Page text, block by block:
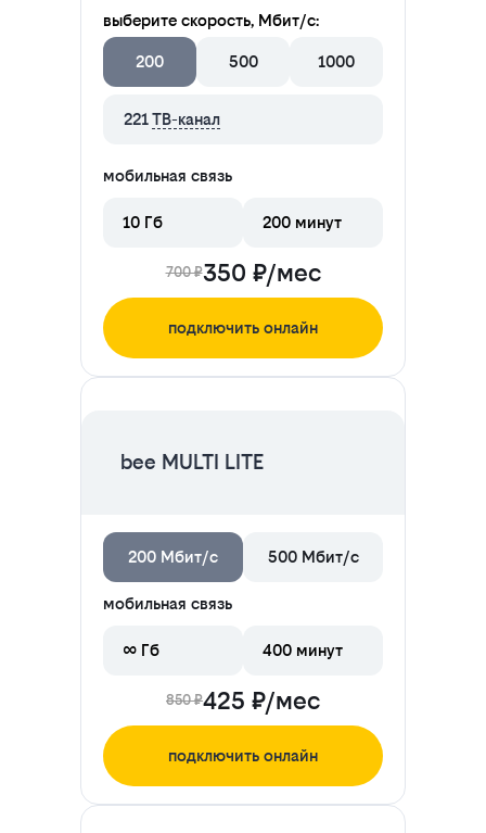
выберите скорость, Мбит/с:
200 500 1000
221ТВ-канал
мобильная связь
10 Гб 200 минут
700 ₽350 ₽/мес
подключить онлайн
bee MULTI LITE
200 Мбит/с 500 Мбит/с
мобильная связь
∞ Гб 400 минут
850 ₽425 ₽/мес
подключить онлайн